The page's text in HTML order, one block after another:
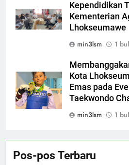
Kependidikan
Kementerian
Lhokseumawe
min3lsm
1
Kota
Emas pada
Taekwondo
min3lsm
1
Pos-pos Terbaru